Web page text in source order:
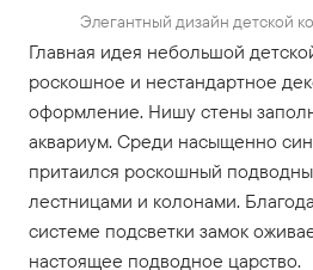
Элегантный дизайн детской
Главная идея небольшой
роскошное и нестандартное
оформление. Нишу стены
аквариум. Среди насыщенно
притаился роскошный
лестницами и колонами.
системе подсветки замок
настоящее подводное царство.